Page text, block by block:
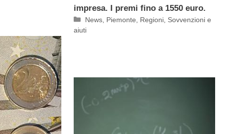
impresa. I premi fino a 1550 euro.
Categorie
News Piemonte Regioni Sovvenzioni e
aiuti